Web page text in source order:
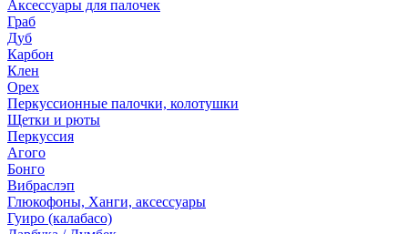
Аксессуары для палочек
Граб
Дуб
Карбон
Клен
Орех
Перкуссионные палочки, колотушки
Щетки и рюты
Перкуссия
Агого
Бонго
Вибраслэп
Глюкофоны, Ханги, аксессуары
Гуиро (калабасо)